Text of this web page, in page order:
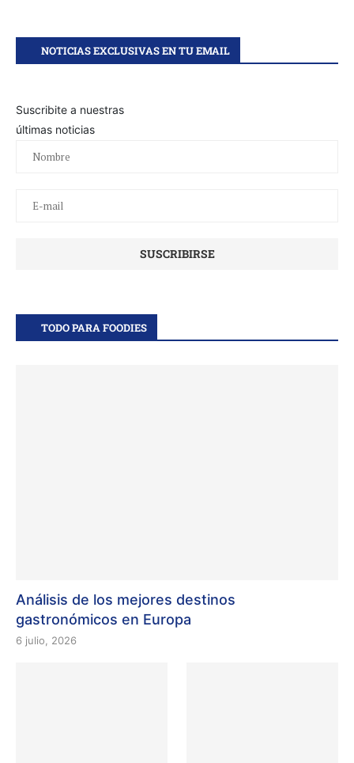
NOTICIAS EXCLUSIVAS EN TU EMAIL
Suscribite a nuestras
últimas noticias
TODO PARA FOODIES
Análisis de los mejores destinos
gastronómicos en Europa
6 julio, 2026